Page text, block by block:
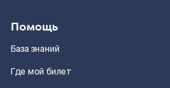
Помощь
База знаний
Где мой билет